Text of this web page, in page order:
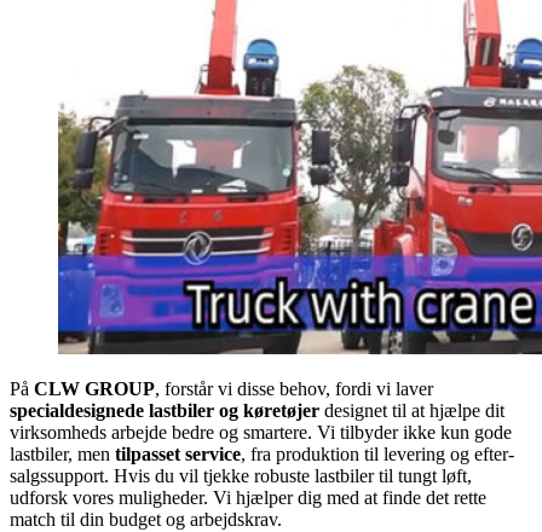
På CLW GROUP, forstår vi disse behov, fordi vi laver
specialdesignede lastbiler og køretøjer designet til at hjælpe dit
virksomheds arbejde bedre og smartere. Vi tilbyder ikke kun gode
lastbiler, men tilpasset service, fra produktion til levering og efter-
salgssupport. Hvis du vil tjekke robuste lastbiler til tungt løft,
udforsk vores muligheder. Vi hjælper dig med at finde det rette
match til din budget og arbejdskrav.